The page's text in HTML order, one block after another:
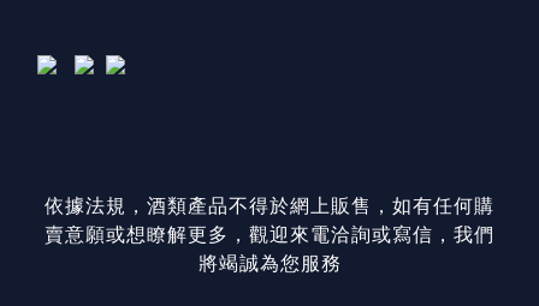
依據法規，酒類產品不得於網上販售，如有任何購
賣意願或想瞭解更多，觀迎來電洽詢或寫信，我們
將竭誠為您服務